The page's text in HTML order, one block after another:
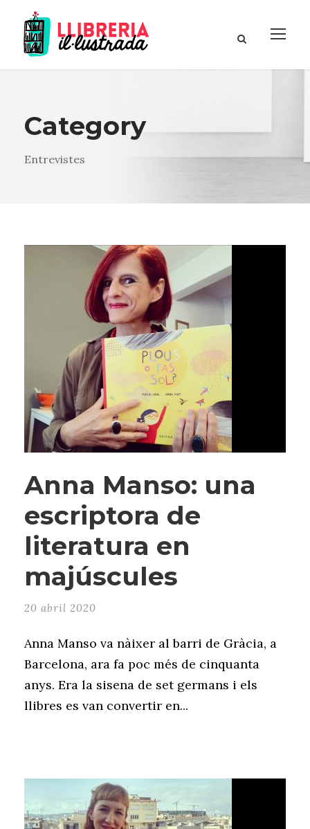
Category
Entrevistes
Anna Manso: una
escriptora de
literatura en
majúscules
20 abril 2020
Anna Manso va nàixer al barri de Gràcia, a
Barcelona, ara fa poc més de cinquanta
anys. Era la sisena de set germans i els
llibres es van convertir en...